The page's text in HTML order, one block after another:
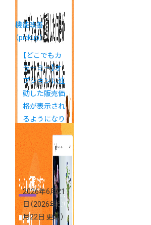
機能改善
（pickup）
【どこでもカ
ラーミー】オ
プションに連
動した販売価
格が表示され
るようになり
ました
2026年6月21
日 （2026年6
月22日 更新）